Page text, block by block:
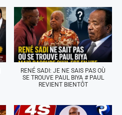
RENÉ SADI: JE NE SAIS PAS OÙ
SE TROUVE PAUL BIYA # PAUL
REVIENT BIENTÔT